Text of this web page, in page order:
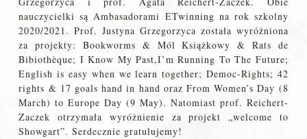
nauczycielki są Ambasadorami ETwinning na rok szkolny
2020/2021. Prof. Justyna Grzegorzyca została wyróżniona
za projekty: Bookworms & Mól Książkowy & Rats de
Bibiothèque; I Know My Past,I’m Running To The Future;
English is easy when we learn together; Democ-Rights; 42
rights & 17 goals hand in hand oraz From Women’s Day (8
March) to Europe Day (9 May). Natomiast prof. Reichert-
Zaczek otrzymała wyróżnienie za projekt „welcome to
Showgart”. Serdecznie gratulujemy!